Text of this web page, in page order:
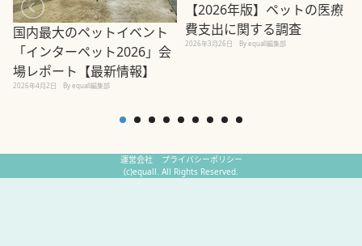
国内最大のペットイベント
「インターペット2026」会
場レポート【最新情報】
2026年4月2日 By equall編集部
【2026年版】ペットの医療
費支出に関する調査
2026年3月26日 By equall編集部
運営会社
プライバシーポリシー
(c)equall. All Rights Reserved.